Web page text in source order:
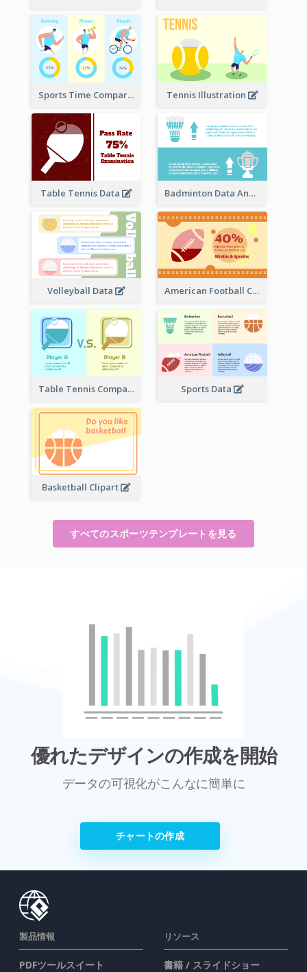
Sports Time Comparison Tennis Illustration
Table Tennis Data Badminton Data Analysis
Volleyball Data American Football Clipart
Table Tennis Comparison Sports Data
Basketball Clipart
すべてのスポーツテンプレートを見る
優れたデザインの作成を開始
データの可視化がこんなに簡単に
チャートの作成
製品情報
PDFツールスイート
リソース
書籍 / スライドショー